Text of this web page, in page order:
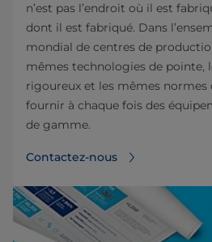
n’est pas l’endroit où il est
dont il est fabriqué. Dans
mondial de centres de
mêmes technologies de pointe,
rigoureux et les mêmes normes
fournir à chaque fois des
de gamme.
Contactez-nous